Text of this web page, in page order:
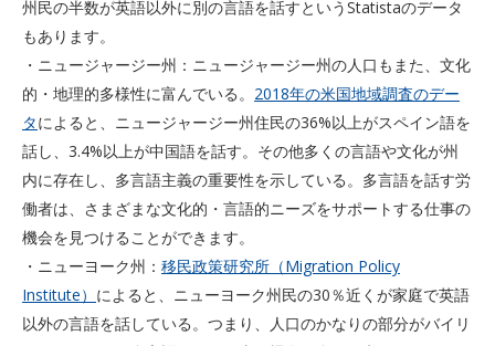
州民の半数が英語以外に別の言語を話すというStatistaのデータ
もあります。
・ニュージャージー州：ニュージャージー州の人口もまた、文化
的・地理的多様性に富んでいる。 2018年の米国地域調査のデー
タによると、ニュージャージー州住民の36%以上がスペイン語を
話し、3.4%以上が中国語を話す。その他多くの言語や文化が州
内に存在し、多言語主義の重要性を示している。多言語を話す労
働者は、さまざまな文化的・言語的ニーズをサポートする仕事の
機会を見つけることができます。
・ニューヨーク州： 移民政策研究所（Migration Policy
Institute） によると、ニューヨーク州民の30％近くが家庭で英語
以外の言語を話している。つまり、人口のかなりの部分がバイリ